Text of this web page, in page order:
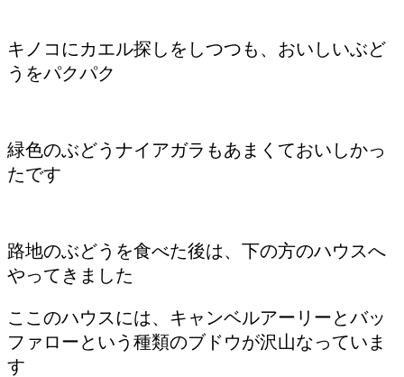
キノコにカエル探しをしつつも、おいしいぶど
うをパクパク
緑色のぶどうナイアガラもあまくておいしかっ
たです
路地のぶどうを食べた後は、下の方のハウスへ
やってきました
ここのハウスには、キャンベルアーリーとバッ
ファローという種類のブドウが沢山なっていま
す